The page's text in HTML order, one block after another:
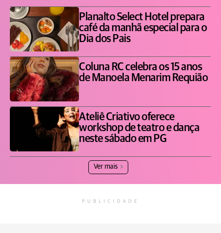
Planalto Select Hotel prepara
café da manhã especial para o
Dia dos Pais
Coluna RC celebra os 15 anos
de Manoela Menarim Requião
Ateliê Criativo oferece
workshop de teatro e dança
neste sábado em PG
Ver mais
PUBLICIDADE